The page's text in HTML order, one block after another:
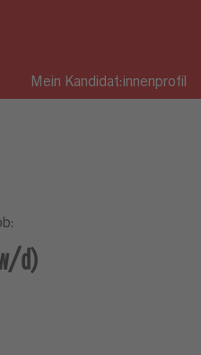
Mein Kandidat:innenprofil